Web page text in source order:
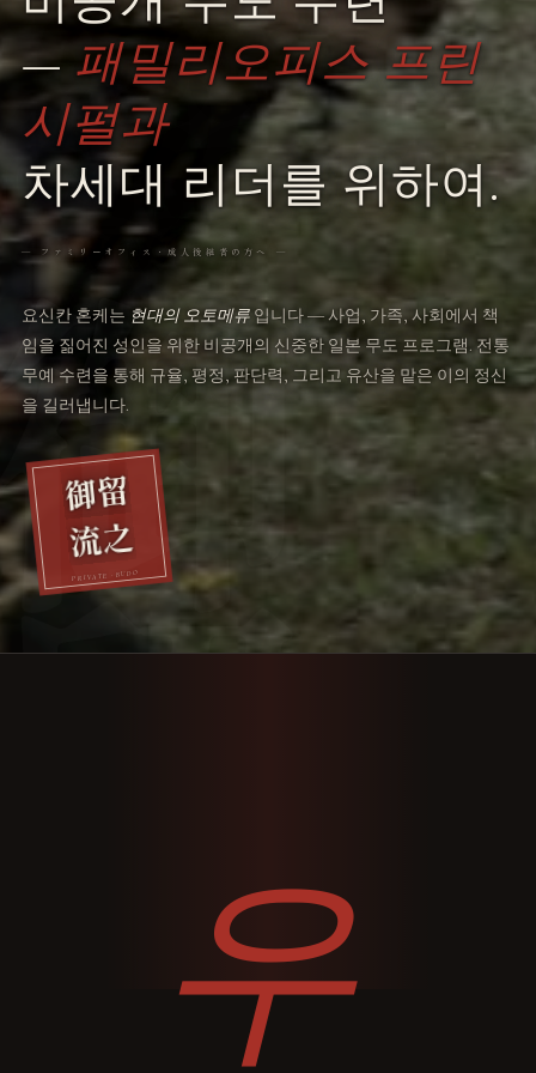
—패밀리오피스 프린
시펄과
차세대 리더를 위하여.
― ファミリーオフィス・成人後継者の方へ ―
요신칸 혼케는 현대의 오토메류 입니다 ― 사업, 가족, 사회에서 책
임을 짊어진 성인을 위한 비공개의 신중한 일본 무도 프로그램. 전통
무예 수련을 통해 규율, 평정, 판단력, 그리고 유산을 맡은 이의 정신
을 길러냅니다.
御留
流之
PRIVATE · BUDO
우